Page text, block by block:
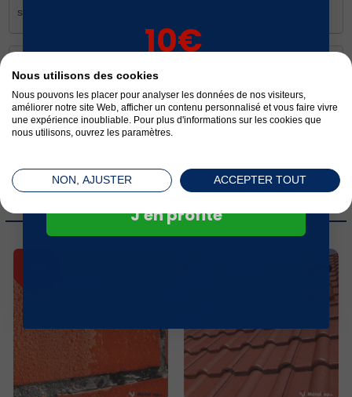
sérieux
Efficace
Pratique car pas besoin de rincer. Par contre je conseille de
passer un coup de karcher ou de balai sur le toit avant
ACHETEZ-LE AVEC
Nous utilisons des cookies
Nous pouvons les placer pour analyser les données de nos visiteurs,
améliorer notre site Web, afficher un contenu personnalisé et vous faire vivre
une expérience inoubliable. Pour plus d'informations sur les cookies que
nous utilisons, ouvrez les paramètres.
ACCEPTER TOUT
NON, AJUSTER
10€
sur votre 1ère
commande*
J'en profite